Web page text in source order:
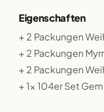
Eigenschaften
+ 2 Packungen
+ 2 Packungen
+ 2 Packungen
+ 1x 104er Set